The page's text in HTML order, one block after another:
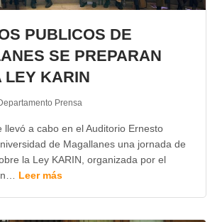
PUBLICOS DE
SE PREPARAN
LEY KARIN
Prensa
llevó a cabo en el Auditorio Ernesto
de Magallanes una jornada de
la Ley KARIN, organizada por el
Leer más